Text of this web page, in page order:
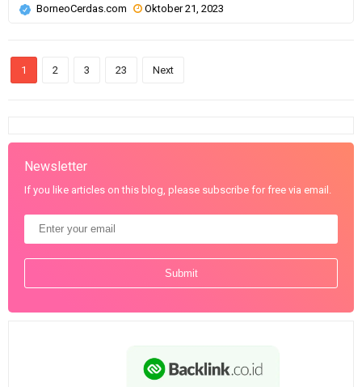
BorneoCerdas.com Oktober 21, 2023
1 2 3 23 Next
Newsletter
If you like articles on this blog, please subscribe for free via email.